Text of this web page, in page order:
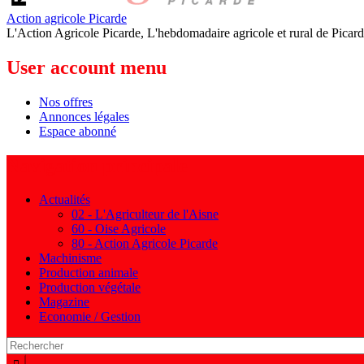
Action agricole Picarde
L'Action Agricole Picarde, L'hebdomadaire agricole et rural de
User account menu
Nos offres
Annonces légales
Espace abonné
Actualités
02 - L'Agriculteur de l'Aisne
60 - Oise Agricole
80 - Action Agricole Picarde
Machinisme
Production animale
Production végétale
Magazine
Economie / Gestion